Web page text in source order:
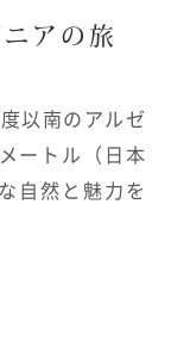
アの旅
以南のアルゼ
ートル（日本
自然と魅力を